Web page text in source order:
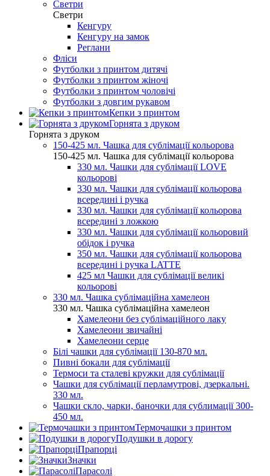
Светри
Светри
Кенгуру
Кенгуру на замок
Реглани
Фліси
Футболки з принтом дитячі
Футболки з принтом жіночі
Футболки з принтом чоловічі
Футболки з довгим рукавом
Кепки з принтом
Горнята з друком
Горнята з друком
150-425 мл. Чашка для сублімації кольорова
150-425 мл. Чашка для сублімації кольорова
330 мл. Чашки для сублімації LOVE
кольорові
330 мл. Чашки для сублімації кольорова
всередині і ручка
330 мл. Чашки для сублімації кольорова
всередині з ложкою
330 мл. Чашки для сублімації кольоровий
обідок і ручка
350 мл. Чашки для сублімації кольорова
всередині і ручка LATTE
425 мл Чашки для сублімації великі
кольорові
330 мл. Чашка сублімаційна хамелеон
330 мл. Чашка сублімаційна хамелеон
Хамелеони без сублімаційного лаку
Хамелеони звичайні
Хамелеони серце
Білі чашки для сублімації 130-870 мл.
Пивні бокали для сублімації
Термоси та сталеві кружки для сублімації
Чашки для сублімації перламутрові, дзеркальні.
330 мл.
Чашки скло, чарки, баночки для сублимації 300-
450 мл.
Термочашки з принтом
Подушки в дорогу
Прапорці
Значки
Парасолі